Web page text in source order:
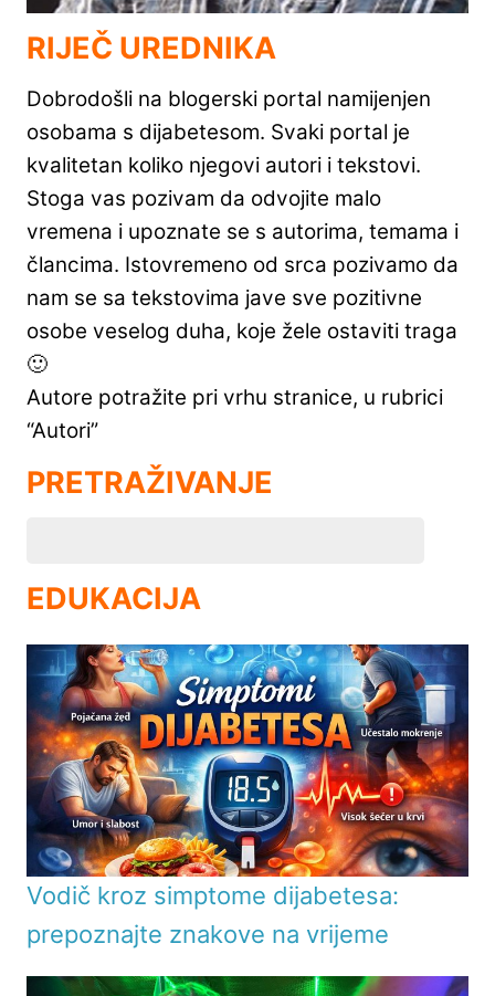
RIJEČ UREDNIKA
Dobrodošli na blogerski portal namijenjen
osobama s dijabetesom. Svaki portal je
kvalitetan koliko njegovi autori i tekstovi.
Stoga vas pozivam da odvojite malo
vremena i upoznate se s autorima, temama i
člancima. Istovremeno od srca pozivamo da
nam se sa tekstovima jave sve pozitivne
osobe veselog duha, koje žele ostaviti traga
🙂
Autore potražite pri vrhu stranice, u rubrici
“Autori”
PRETRAŽIVANJE
EDUKACIJA
Vodič kroz simptome dijabetesa:
prepoznajte znakove na vrijeme